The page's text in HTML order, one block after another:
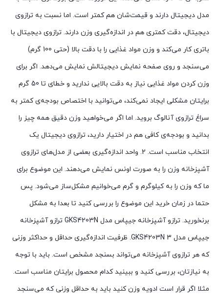
مدل دیجیتال دارند و قیمت‌شان هم کمتر است. اما نسبت به ترازوی
دیجیتال، دقت کمتری هم در اندازه‌گیری وزن دارند. ترازوی دیجیتال با
باتری کار می‌کند و وزن مواد غذایی را با دقت بالا (حتی 100 گرم)
می‌سنجد و روی صفحه نمایش دیجیتالش نمایش می‌دهد. اگر برای
وزن کردن مواد غذایی نیاز به دقت بالایی ندارید و خطای تا 50 گرم
برایتان مشکلی ایجاد نمی‌کند، می‌توانید با اختصاص بودجه‌ی کمتر به
سراغ ترازوی آنالوگ بروید. اما اگر می‌خواهید وزن دقیق همه چیز را
بدانید و بودجه‌ی کافی هم در اختیار دارید، ترازوی دیجیتال یک
انتخاب مناسب است. 2. واحد اندازه‌گیری بعضی از مدل‌های ترازوی
آشپزخانه وزن را به صورت اونس نمایش می‌دهند. این موضوع برای
ما که وزن را به کیلوگرم و گرم می‌خوانیم مشکل‌ساز می‌شود. پس
حتما در زمان خرید این موضوع را بررسی کنید تا بعدا به مشکل
برنخورید. ترازو آشپزخانه جیپاس مدل GKS4203N ترازو آشپزخانه
جیپاس مدل GKS4203N 3. ظرفیت اندازه‌گیری حداقل و حداکثر وزنی
که هر ترازوی آشپزخانه می‌تواند بسنجد مشخص است. باید با توجه
به نیازتان، بررسی کنید و ببینید کدام محصول برایتان مناسب است.
مثلا اگر قرار است ادویه وزن کنید باید به حداقل وزنی که می‌سنجد